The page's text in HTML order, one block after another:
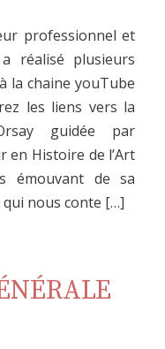
professionnel et
réalisé plusieurs
la chaine youTube
les liens vers la
guidée par
en Histoire de l’Art
émouvant de sa
nous conte […]